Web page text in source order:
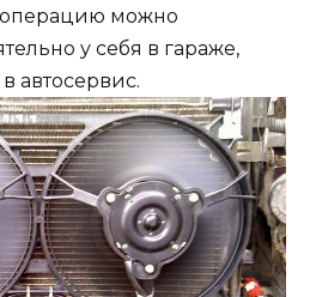
операцию можно
у себя в гараже,
автосервис.